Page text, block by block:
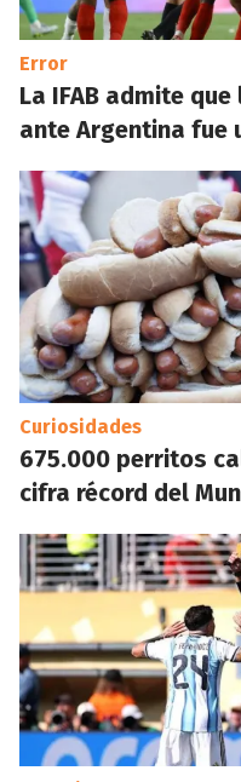
Error
La IFAB admite
ante Argentina fue
Curiosidades
675.000 perritos
cifra récord del